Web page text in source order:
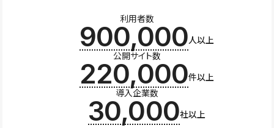
利用者数
900,000人以上
公開サイト数
220,000件以上
導入企業数
30,000社以上